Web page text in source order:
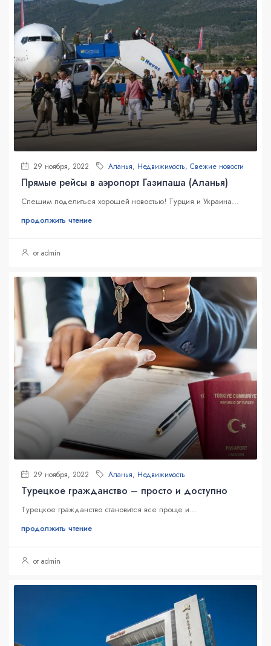
29 ноября, 2022 Аланья, Недвижимость, Свежие новости
Прямые рейсы в аэропорт Газипаша (Аланья)
Спешим поделиться хорошей новостью! Турция и Украина...
продолжить чтение
от admin
29 ноября, 2022 Аланья, Недвижимость
Турецкое гражданство – просто и доступно
Турецкое гражданство становится все проще и...
продолжить чтение
от admin